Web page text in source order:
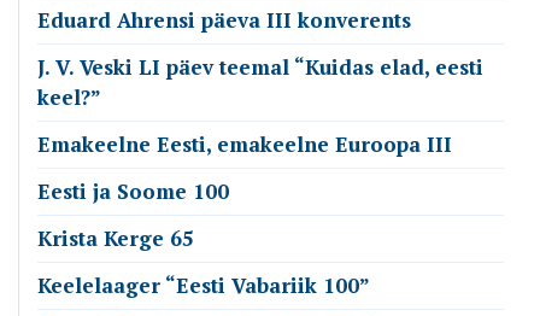
Eduard Ahrensi päeva III konverents
J. V. Veski LI päev teemal “Kuidas elad, eesti
keel?”
Emakeelne Eesti, emakeelne Euroopa III
Eesti ja Soome 100
Krista Kerge 65
Keelelaager “Eesti Vabariik 100”